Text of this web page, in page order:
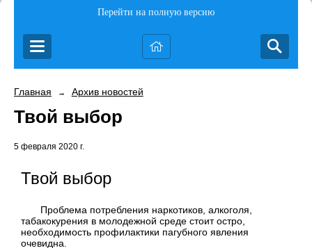
Перейти на полную версию
Главная → Архив новостей
Твой выбор
5 февраля 2020 г.
Твой выбор
Проблема потребления наркотиков, алкоголя,
табакокурения в молодежной среде стоит остро,
необходимость профилактики пагубного явления
очевидна.